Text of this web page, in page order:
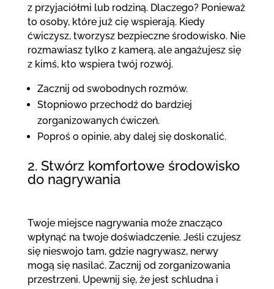
z przyjaciółmi lub rodziną. Dlaczego? Ponieważ
to osoby, które już cię wspierają. Kiedy
ćwiczysz, tworzysz bezpieczne środowisko. Nie
rozmawiasz tylko z kamerą, ale angażujesz się
z kimś, kto wspiera twój rozwój.
Zacznij od swobodnych rozmów.
Stopniowo przechodź do bardziej
zorganizowanych ćwiczeń.
Poproś o opinie, aby dalej się doskonalić.
2. Stwórz komfortowe środowisko
do nagrywania
Twoje miejsce nagrywania może znacząco
wpłynąć na twoje doświadczenie. Jeśli czujesz
się nieswojo tam, gdzie nagrywasz, nerwy
mogą się nasilać. Zacznij od zorganizowania
przestrzeni. Upewnij się, że jest schludna i